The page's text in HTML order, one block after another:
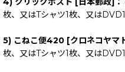
枚、又はTシャツ1枚、又は
5) こねこ便420 [クロネコヤマ
枚、又はTシャツ1枚、又は